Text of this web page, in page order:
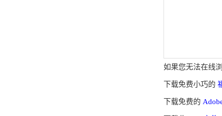
如果您无法在线
下载免费小巧的
下载免费的